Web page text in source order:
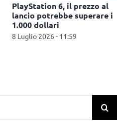
porta il fenomeno
Pop su console e Pc
Luglio 2026 - 12:46